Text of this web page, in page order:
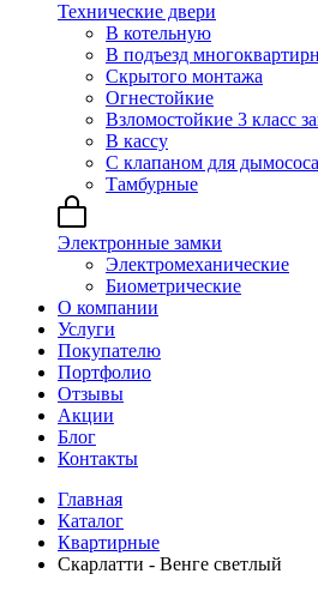
Технические двери
В котельную
В подъезд
Скрытого монтажа
Огнестойкие
Взломостойкие 3 класс
В кассу
С клапаном для дымососа
Тамбурные
Электронные замки
Электромеханические
Биометрические
О компании
Услуги
Покупателю
Портфолио
Отзывы
Акции
Блог
Контакты
Главная
Каталог
Квартирные
Скарлатти - Венге светлый